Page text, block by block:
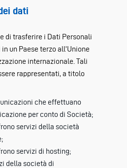
dati
di trasferire i Dati Personali
un Paese terzo all’Unione
internazionale. Tali
rappresentati, a titolo
che effettuano
per conto di Società;
servizi della società
servizi di hosting;
della società di